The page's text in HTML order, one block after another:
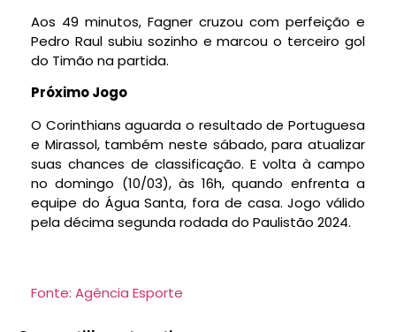
Aos 49 minutos, Fagner cruzou com perfeição e
Pedro Raul subiu sozinho e marcou o terceiro gol
do Timão na partida.
Próximo Jogo
O Corinthians aguarda o resultado de Portuguesa
e Mirassol, também neste sábado, para atualizar
suas chances de classificação. E volta à campo
no domingo (10/03), às 16h, quando enfrenta a
equipe do Água Santa, fora de casa. Jogo válido
pela décima segunda rodada do Paulistão 2024.
Fonte: Agência Esporte